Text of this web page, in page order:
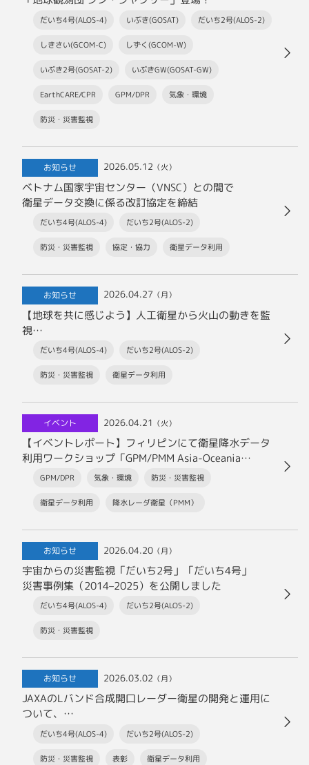
だいち4号(ALOS-4) いぶき(GOSAT) だいち2号(ALOS-2)
しきさい(GCOM-C) しずく(GCOM-W)
いぶき2号(GOSAT-2) いぶきGW(GOSAT-GW)
EarthCARE/CPR GPM/DPR 気象・環境
防災・災害監視
お知らせ 2026.05.12 （火）
ベトナム国家宇宙センター（VNSC）との間で
衛星データ交換に係る改訂協定を締結
だいち4号(ALOS-4) だいち2号(ALOS-2)
防災・災害監視 協定・協力 衛星データ利用
お知らせ 2026.04.27 （月）
【地球を共に感じよう】人工衛星から火山の動きを監
視
～だいちによる火山モニタリング～
だいち4号(ALOS-4) だいち2号(ALOS-2)
防災・災害監視 衛星データ利用
イベント 2026.04.21 （火）
【イベントレポート】フィリピンにて衛星降水データ
利用ワークショップ「GPM/PMM Asia-Oceania
Workshop 2026」を開催しました！
GPM/DPR 気象・環境 防災・災害監視
衛星データ利用 降水レーダ衛星（PMM）
お知らせ 2026.04.20 （月）
宇宙からの災害監視「だいち2号」「だいち4号」
災害事例集（2014–2025）を公開しました
だいち4号(ALOS-4) だいち2号(ALOS-2)
防災・災害監視
お知らせ 2026.03.02 （月）
JAXAのLバンド合成開口レーダー衛星の開発と運用に
ついて、
国土地理院から感謝状が贈呈されました
だいち4号(ALOS-4) だいち2号(ALOS-2)
防災・災害監視 表彰 衛星データ利用